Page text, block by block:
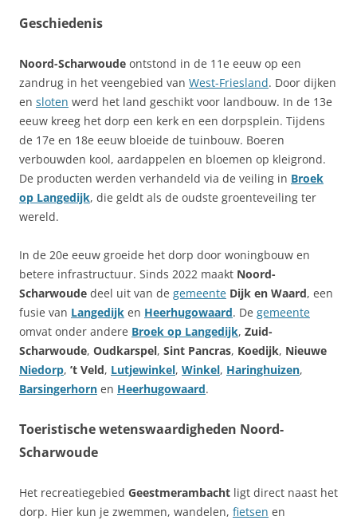
Geschiedenis
Noord-Scharwoude ontstond in de 11e eeuw op een
zandrug in het veengebied van West-Friesland. Door dijken
en sloten werd het land geschikt voor landbouw. In de 13e
eeuw kreeg het dorp een kerk en een dorpsplein. Tijdens
de 17e en 18e eeuw bloeide de tuinbouw. Boeren
verbouwden kool, aardappelen en bloemen op kleigrond.
De producten werden verhandeld via de veiling in Broek
op Langedijk, die geldt als de oudste groenteveiling ter
wereld.
In de 20e eeuw groeide het dorp door woningbouw en
betere infrastructuur. Sinds 2022 maakt Noord-
Scharwoude deel uit van de gemeente Dijk en Waard, een
fusie van Langedijk en Heerhugowaard. De gemeente
omvat onder andere Broek op Langedijk, Zuid-
Scharwoude, Oudkarspel, Sint Pancras, Koedijk, Nieuwe
Niedorp, ’t Veld, Lutjewinkel, Winkel, Haringhuizen,
Barsingerhorn en Heerhugowaard.
Toeristische wetenswaardigheden Noord-
Scharwoude
Het recreatiegebied Geestmerambacht ligt direct naast het
dorp. Hier kun je zwemmen, wandelen, fietsen en